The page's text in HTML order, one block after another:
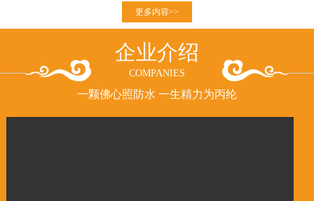
更多内容>>
企业介绍
COMPANIES
一颗佛心照防水 一生精力为丙纶